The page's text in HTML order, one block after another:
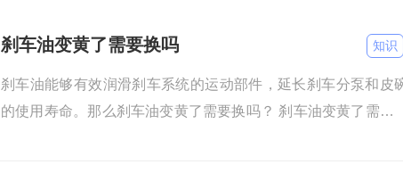
刹车油变黄了需要换吗 知识
刹车油能够有效润滑刹车系统的运动部件，延长刹车分泵和皮
的使用寿命。那么刹车油变黄了需要换吗？ 刹车油变黄了需要及